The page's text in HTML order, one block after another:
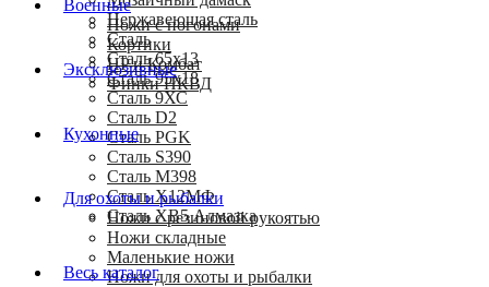
Нержавеющая сталь
Сталь
Сталь 65х13
Сталь 95х18
Сталь 9ХС
Сталь D2
Сталь PGK
Сталь S390
Сталь M398
Сталь Х12МФ
Сталь ХВ5 Алмазка
Военные
Ножи с погонами
Кортики
HP и Комбат
Финки НКВД
Эксклюзивные
Кухонные
Для охоты и рыбалки
Ножи с резиновой рукоятью
Ножи складные
Маленькие ножи
Ножи для охоты и рыбалки
Весь каталог